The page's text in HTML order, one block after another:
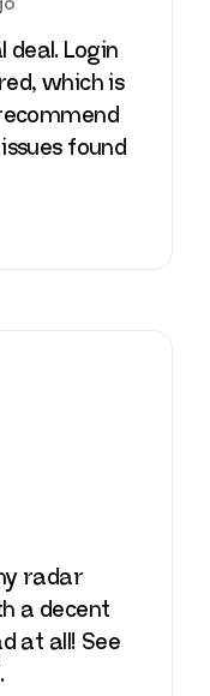
deal. Login
which is
found
radar
a decent
at all! See
.